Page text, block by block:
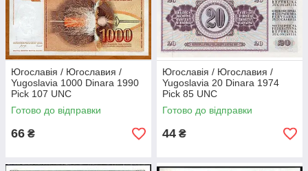
Югославія / Югославия /
Yugoslavia 1000 Dinara 1990
Pick 107 UNC
Готово до відправки
66 ₴
Югославія / Югославия /
Yugoslavia 20 Dinara 1974
Pick 85 UNC
Готово до відправки
44 ₴